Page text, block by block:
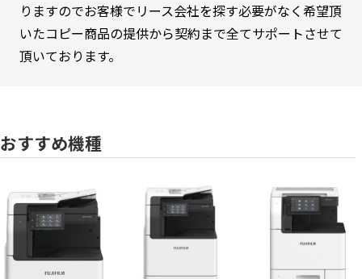
りますのでお客様でリース会社を探す必要がなく希望頂
いたコピー商品の提供から契約まで全てサポートさせて
頂いております。
おすすめ機種